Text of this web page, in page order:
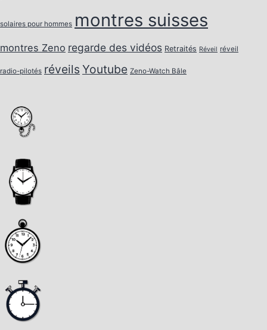
solaires pour hommes montres suisses
montres Zeno regarde des vidéos Retraités Réveil réveil
radio-pilotés réveils Youtube Zeno-Watch Bâle